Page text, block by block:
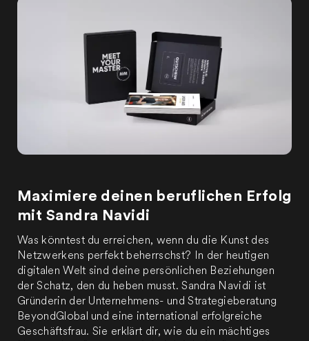
Maximiere deinen beruflichen Erfolg
mit Sandra Navidi
Was könntest du erreichen, wenn du die Kunst des
Netzwerkens perfekt beherrschst? In der heutigen
digitalen Welt sind deine persönlichen Beziehungen
der Schatz, den du heben musst. Sandra Navidi ist
Gründerin der Unternehmens- und Strategieberatung
BeyondGlobal und eine international erfolgreiche
Geschäftsfrau. Sie erklärt dir, wie du ein mächtiges